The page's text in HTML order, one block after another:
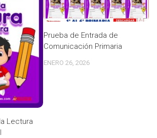
Lectura
Prueba de Entrada de
Comunicación Primaria
ENERO 26, 2026